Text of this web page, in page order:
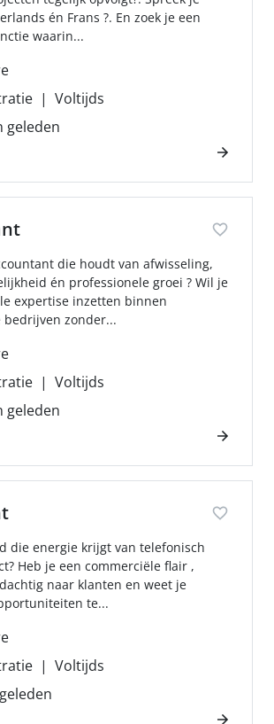
én Frans ?. En zoek je een
waarin...
Voltijds
geleden
die houdt van afwisseling,
én professionele groei ? Wil je
expertise inzetten binnen
zonder...
Voltijds
geleden
die energie krijgt van telefonisch
Heb je een commerciële flair ,
naar klanten en weet je
te...
Voltijds